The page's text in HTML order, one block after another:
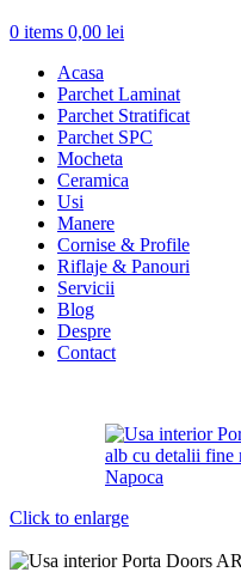
0 items 0,00 lei
Acasa
Parchet Laminat
Parchet Stratificat
Parchet SPC
Mocheta
Ceramica
Usi
Manere
Cornise & Profile
Riflaje & Panouri
Servicii
Blog
Despre
Contact
Click to enlarge